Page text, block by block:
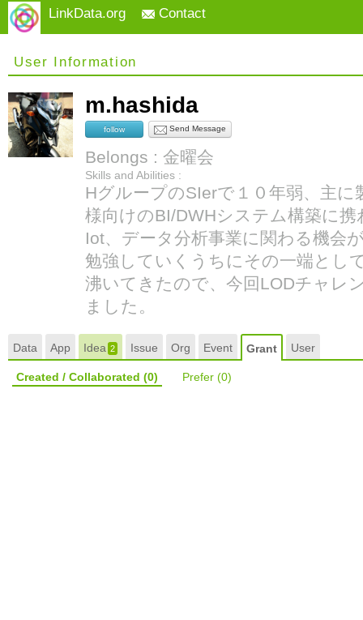
LinkData.org Contact
User Information
m.hashida
follow Send Message
Belongs : 金曜会
Skills and Abilities :
HグループのSIerで１０年弱、主に
様向けのBI/DWHシステム構築に
Iot、データ分析事業に関わる機会
勉強していくうちにその一端とし
沸いてきたので、今回LODチャレ
ました。
Data App Idea2 Issue Org Event Grant User
Created / Collaborated (0) Prefer (0)